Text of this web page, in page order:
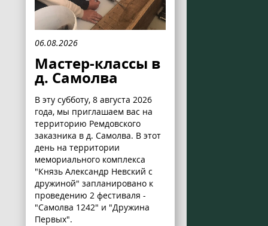
06.08.2026
Мастер-классы в
д. Самолва
В эту субботу, 8 августа 2026
года, мы приглашаем вас на
территорию Ремдовского
заказника в д. Самолва. В этот
день на территории
мемориального комплекса
"Князь Александр Невский с
дружиной" запланировано к
проведению 2 фестиваля -
"Самолва 1242" и "Дружина
Первых".